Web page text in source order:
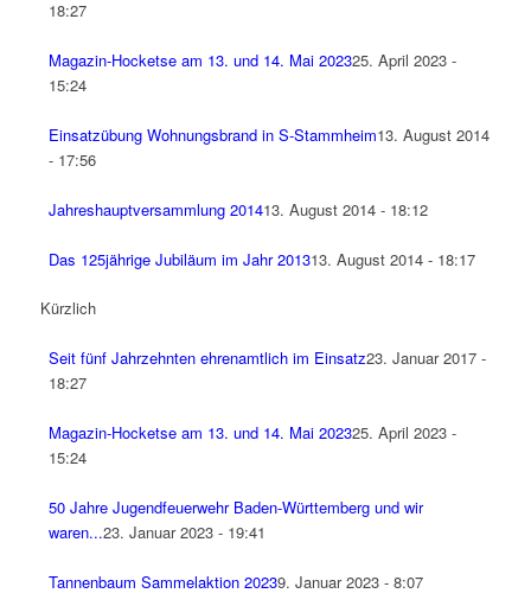
18:27
Magazin-Hocketse am 13. und 14. Mai 202325. April 2023 -
15:24
Einsatzübung Wohnungsbrand in S-Stammheim13. August 2014
- 17:56
Jahreshauptversammlung 201413. August 2014 - 18:12
Das 125jährige Jubiläum im Jahr 201313. August 2014 - 18:17
Kürzlich
Seit fünf Jahrzehnten ehrenamtlich im Einsatz23. Januar 2017 -
18:27
Magazin-Hocketse am 13. und 14. Mai 202325. April 2023 -
15:24
50 Jahre Jugendfeuerwehr Baden-Württemberg und wir
waren...23. Januar 2023 - 19:41
Tannenbaum Sammelaktion 20239. Januar 2023 - 8:07